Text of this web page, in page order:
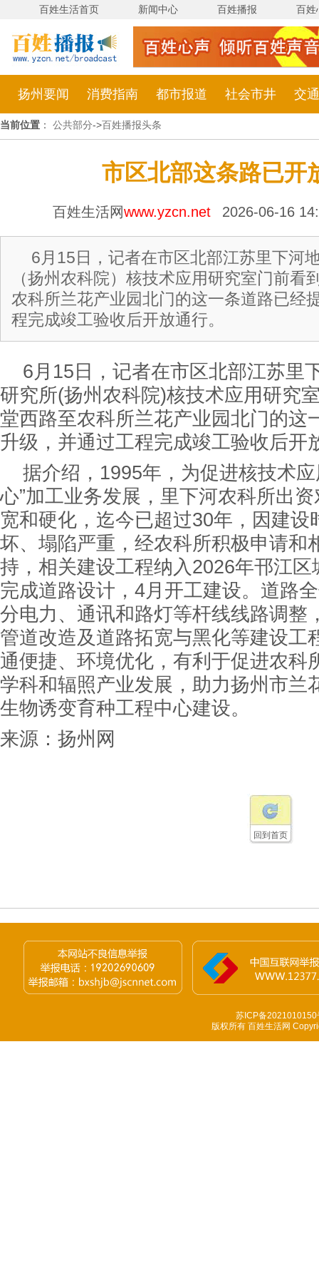
百姓生活首页 新闻中心 百姓播报 百姓
扬州要闻 消费指南 都市报道 社会市井 交
当前位置 ： 公共部分->百姓播报头条
市区北部这条路已开
百姓生活网www.yzcn.net 2026-06-16
6月15日，记者在市区北部江苏里下河
（扬州农科院）核技术应用研究室门前看
农科所兰花产业园北门的这一条道路已经
程完成竣工验收后开放通行。
6月15日，记者在市区北部江苏里
研究所(扬州农科院)核技术应用研究
堂西路至农科所兰花产业园北门的这
升级，并通过工程完成竣工验收后开
据介绍，1995年，为促进核技术
心”加工业务发展，里下河农科所出
宽和硬化，迄今已超过30年，因建设
坏、塌陷严重，经农科所积极申请和
持，相关建设工程纳入2026年邗江
完成道路设计，4月开工建设。道路
分电力、通讯和路灯等杆线线路调整
管道改造及道路拓宽与黑化等建设工
通便捷、环境优化，有利于促进农科
学科和辐照产业发展，助力扬州市兰
生物诱变育种工程中心建设。
来源： 扬州网
回到首页
苏ICP备2021010150
版权所有 百姓生活网